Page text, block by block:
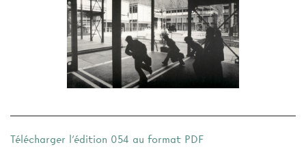
Télécharger l'édition 054 au format PDF